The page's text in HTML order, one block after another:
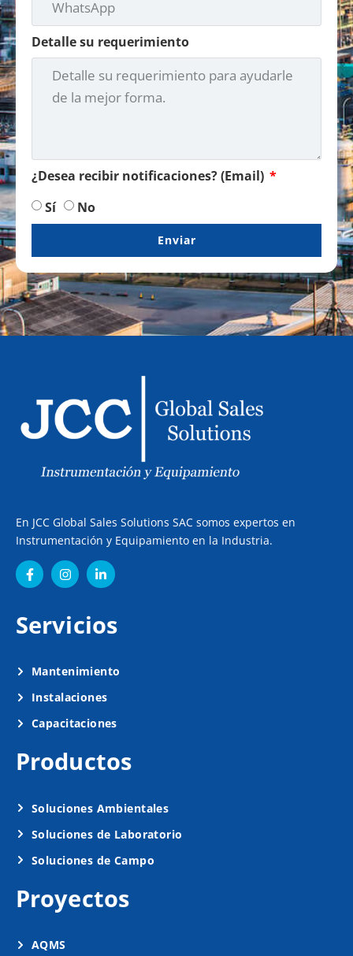
Detalle su requerimiento
¿Desea recibir notificaciones? (Email)
Sí
No
Enviar
En JCC Global Sales Solutions SAC somos expertos en
Instrumentación y Equipamiento en la Industria.
Servicios
Mantenimiento
Instalaciones
Capacitaciones
Productos
Soluciones Ambientales
Soluciones de Laboratorio
Soluciones de Campo
Proyectos
AQMS